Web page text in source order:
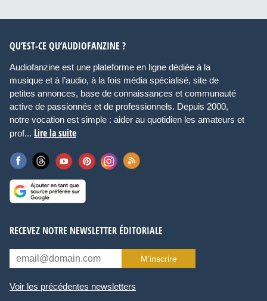
QU’EST-CE QU’AUDIOFANZINE ?
Audiofanzine est une plateforme en ligne dédiée à la
musique et à l’audio, à la fois média spécialisé, site de
petites annonces, base de connaissances et communauté
active de passionnés et de professionnels. Depuis 2000,
notre vocation est simple : aider au quotidien les amateurs et
prof... Lire la suite
RECEVEZ NOTRE NEWSLETTER ÉDITORIALE
M’inscrire
Voir les précédentes newsletters